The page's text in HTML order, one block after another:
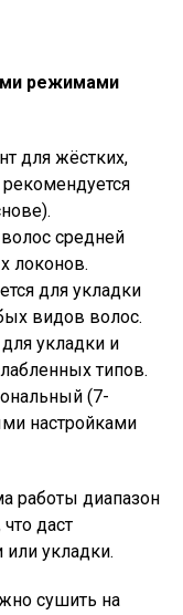
режимами
для жёстких,
средней
локонов.
для укладки
видов волос.
для укладки и
типов.
(7-
настройками
работы диапазон
даст
укладки.
сушить на